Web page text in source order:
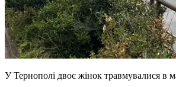
У Тернополі двоє жінок травмувалися в